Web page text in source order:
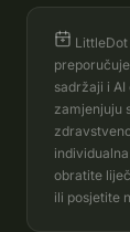
sadržaji i
zamjenjuju
obratite
ili posjetite